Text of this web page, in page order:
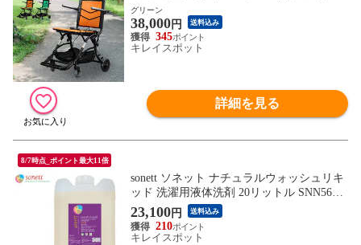
代表イメージのため色・柄が異なる場合が
ございます。2枚目以降で色・柄をご確認
下さい。
グリーン
38,000円 送料込み
345
キレイスポット
詳細を見る
8/7時点_ポイント最大11倍
sonett ソネット ナチュラルウォッシュリキ
ッド 洗濯用液体洗剤 20リットル SNN5609
(ソネット ナチュラルウォッシュリキッド
洗濯用液体洗剤 オーガニック アロマ香 や
さしい 植物原材料 赤ちゃん用洗剤 敏感肌
23,100円 送料込み
210
キレイスポット